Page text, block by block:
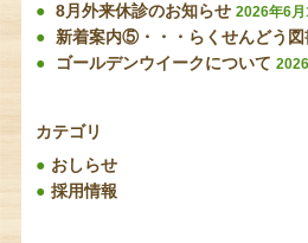
8月外来休診のお知らせ 2026年6月
新着案内⑤・・・らくせんどう図
ゴールデンウイークについて
カテゴリ
おしらせ
採用情報